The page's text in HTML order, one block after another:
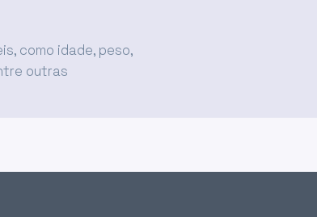
como idade, peso,
outras